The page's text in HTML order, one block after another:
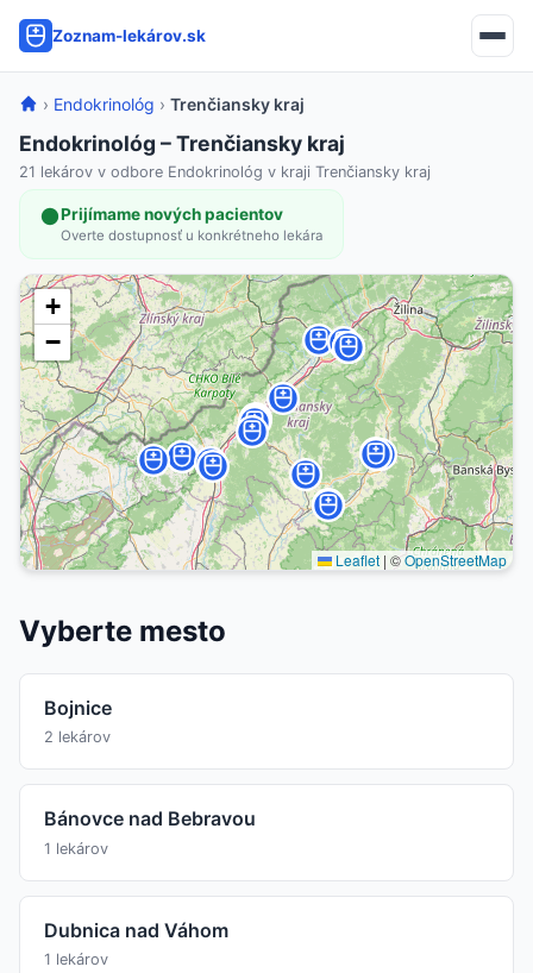
Zoznam-lekárov.sk
› Endokrinológ › Trenčiansky kraj
Endokrinológ – Trenčiansky kraj
21 lekárov v odbore Endokrinológ v kraji Trenčiansky kraj
Prijímame nových pacientov
Overte dostupnosť u konkrétneho lekára
+
−
Leaflet | ©OpenStreetMap
Vyberte mesto
Bojnice
2 lekárov
Bánovce nad Bebravou
1 lekárov
Dubnica nad Váhom
1 lekárov